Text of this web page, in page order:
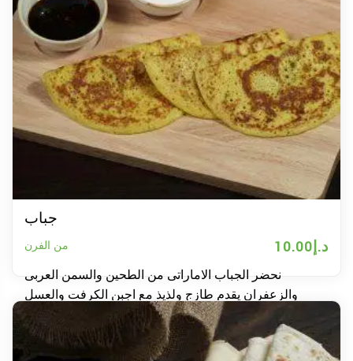
جباب
من الفرن د.إ10.00
نحضر الجباب الاماراتى من الطحين والسمن العربى
والزعفران يقدم طازج ولذيذ مع اجبن الكرفت والعسل
الاصلى او دبس التمر